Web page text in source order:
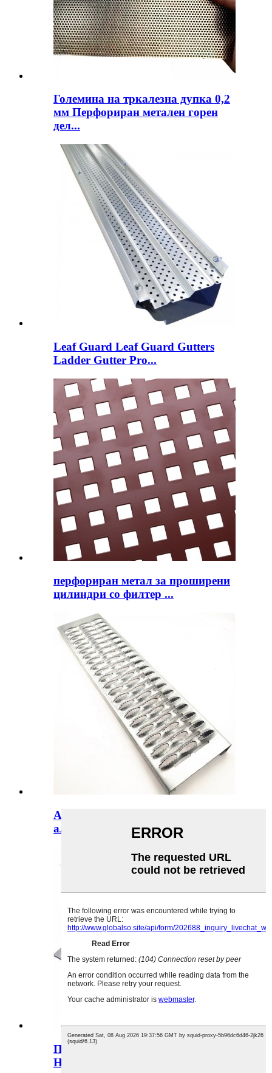
Големина на тркалезна дупка 0,2
мм Перфориран метален горен
дел...
Leaf Guard Leaf Guard Gutters
Ladder Gutter Pro...
перфориран метал за проширени
цилиндри со филтер ...
Архитектура Олук со перфориран
алуминиумски лим C...
Перфориран метален лим со мал
H...